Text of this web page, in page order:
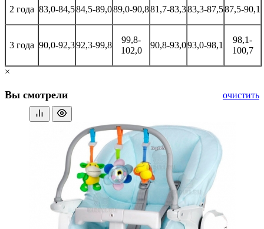
2 года 83,0-84,584,5-89,089,0-90,881,7-83,383,3-87,587,5-90,1
3 года 90,0-92,392,3-99,8
99,8-
102,0
90,8-93,093,0-98,1
98,1-
100,7
×
Вы смотрели очистить